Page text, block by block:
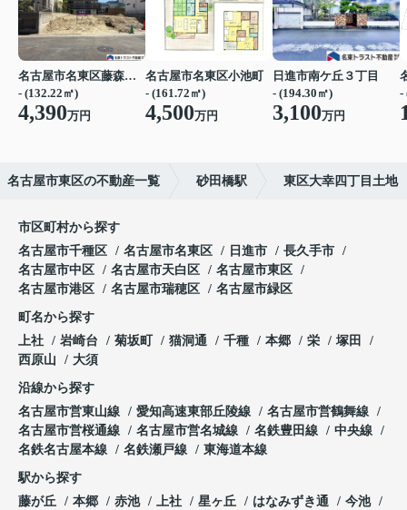
名古屋市名東区藤森２丁目
- (132.22㎡)
4,390万円
名古屋市名東区小池町
- (161.72㎡)
4,500万円
日進市南ケ丘３丁目
- (194.30㎡)
3,100万円
-
名古屋市東区の不動産一覧 砂田橋駅 東区大幸四丁目土地
市区町村から探す
名古屋市千種区
名古屋市名東区 日進市
長久手市
名古屋市中区
名古屋市天白区
名古屋市東区
名古屋市港区
名古屋市瑞穂区 名古屋市緑区
町名から探す
上社
岩崎台 菊坂町 猫洞通 千種 本郷 栄
塚田
西原山
大須
沿線から探す
名古屋市営東山線
愛知高速東部丘陵線
名古屋市営鶴舞線
名古屋市営桜通線
名古屋市営名城線 名鉄豊田線
中央線
名鉄名古屋本線
名鉄瀬戸線 東海道本線
駅から探す
藤が丘
本郷 赤池 上社 星ヶ丘 はなみずき通
今池